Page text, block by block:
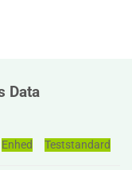
Data
Enhed Teststandard